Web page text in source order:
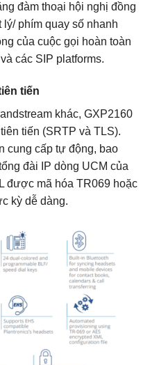
đàm thoại hội nghị đồng
phím quay số nhanh
của cuộc gọi hoàn toàn
các SIP platforms.
tiến
khác, GXP2160
tiến (SRTP và TLS).
cung cấp tự động, bao
đài IP dòng UCM của
được mã hóa TR069 hoặc
kỳ dễ dàng.